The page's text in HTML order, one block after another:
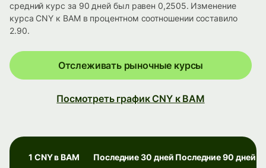
средний курс за 90 дней был равен 0,2505. Изменение
курса CNY к BAM в процентном соотношении составило
2.90.
Отслеживать рыночные курсы
Посмотреть график CNY к BAM
1 CNY в BAM Последние 30 дней Последние 90 дней